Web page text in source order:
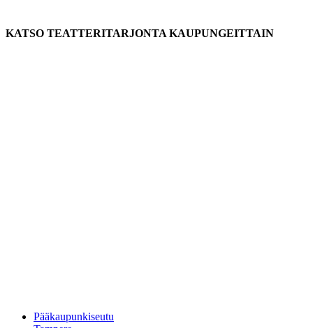
KATSO TEATTERITARJONTA KAUPUNGEITTAIN
Pääkaupunkiseutu